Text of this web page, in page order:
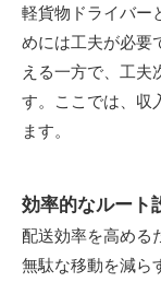
軽貨物ドライバー
めには工夫が必要
える一方で、工夫
す。ここでは、収
ます。
効率的なルート
配送効率を高める
無駄な移動を減ら